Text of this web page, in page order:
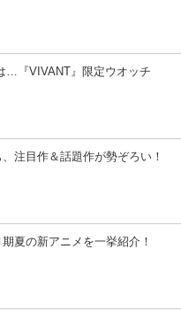
…『VIVANT』限定ウオッチ
注目作＆話題作が勢ぞろい！
期夏の新アニメを一挙紹介！